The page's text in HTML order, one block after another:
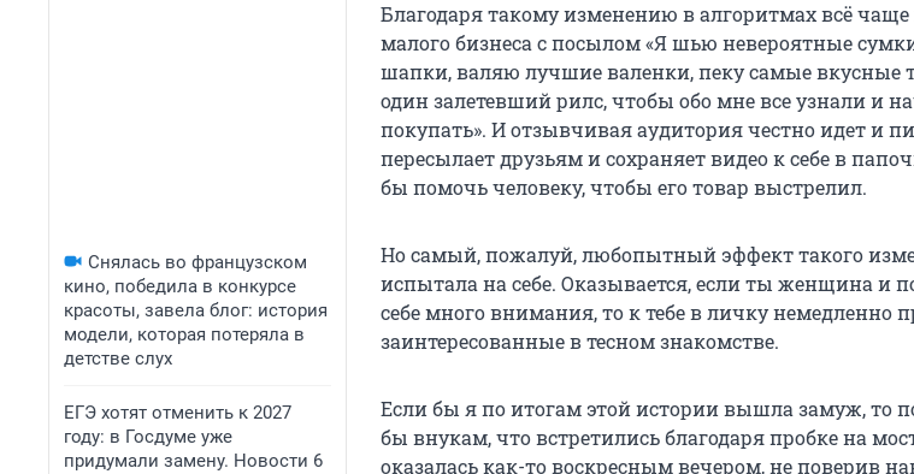
Снялась во французском
кино, победила в конкурсе
красоты, завела блог: история
модели, которая потеряла в
детстве слух
ЕГЭ хотят отменить к 2027
году: в Госдуме уже
придумали замену. Новости 6
Благодаря такому изменению в алгоритмах всё
малого бизнеса с посылом «Я шью невероятные
шапки, валяю лучшие валенки, пеку самые вкусные
один залетевший рилс, чтобы обо мне все узнали и
покупать». И отзывчивая аудитория честно идет и
пересылает друзьям и сохраняет видео к себе в
бы помочь человеку, чтобы его товар выстрелил.
Но самый, пожалуй, любопытный эффект такого
испытала на себе. Оказывается, если ты женщина и
себе много внимания, то к тебе в личку немедленно
заинтересованные в тесном знакомстве.
Если бы я по итогам этой истории вышла замуж, то
бы внукам, что встретились благодаря пробке на
оказалась как-то воскресным вечером, не поверив